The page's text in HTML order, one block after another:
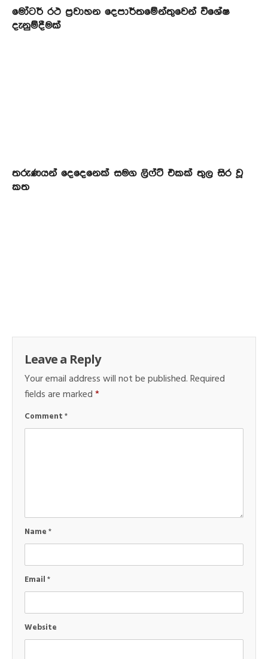
මෝටර් රථ ප්‍රවාහන දෙපාර්තමේන්තුවෙන් විශේෂ
දැනුම්දීමක්
තරුණයන් දෙදෙනෙක් සමග ලිෆ්ට් එකක් තුල සිර වූ
කත
Leave a Reply
Your email address will not be published.Required
fields are marked*
Comment*
Name*
Email*
Website